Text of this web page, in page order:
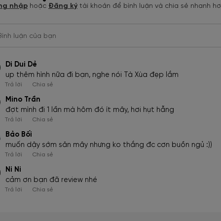
nhập hoặc Đăng ký tài khoản để bình luận và chia sẻ nhanh
luận của bạn
Di Dui Dẻ
up thêm hình nữa đi bạn, nghe nói Tà Xùa đẹp lắm
Trả lời Chia sẻ
Mino Trần
đợt mình đi 1 lần mà hôm đó ít mây, hơi hụt hẫng
Trả lời Chia sẻ
Bảo Bối
muốn dậy sớm săn mây nhưng ko thắng đc cơn buồn ngủ :))
Trả lời Chia sẻ
Ni Ni
cảm ơn bạn đã review nhé
Trả lời Chia sẻ